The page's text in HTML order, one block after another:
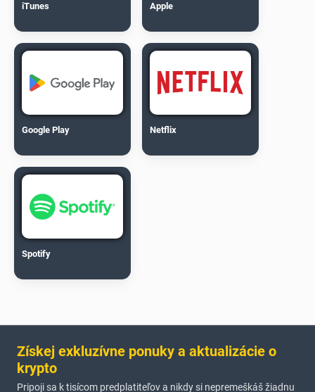
iTunes Apple
Google Play Netflix
Spotify
Získej exkluzívne ponuky a aktualizácie o
krypto
Pripoji sa k tisícom predplatiteľov a nikdy si nepremeškáš žiadnu